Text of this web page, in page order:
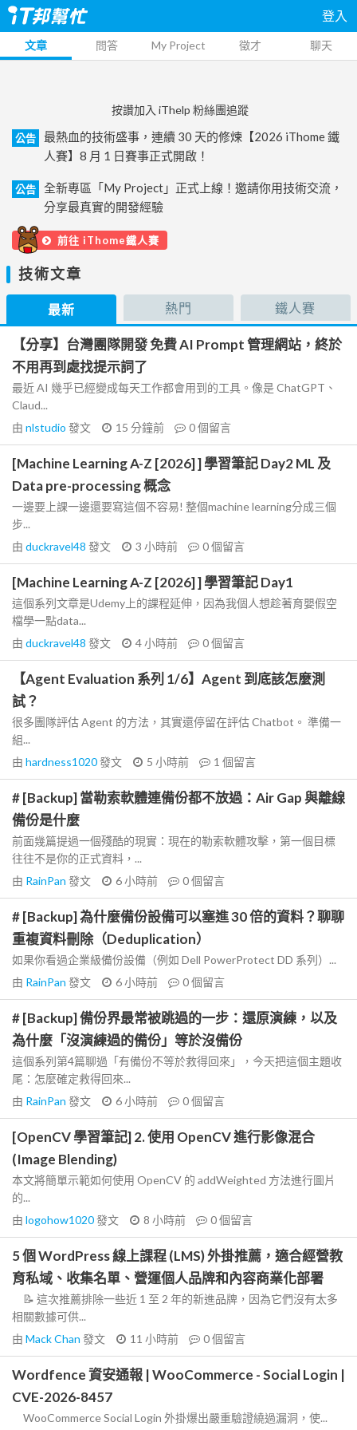
登入
文章 問答 My Project 徵才 聊天
按讚加入 iThelp 粉絲團追蹤
公告
最熱血的技術盛事，連續 30 天的修煉【2026 iThome 鐵
人賽】8 月 1 日賽事正式開啟！
公告
全新專區「My Project」正式上線！邀請你用技術交流，
分享最真實的開發經驗
前往 iThome鐵人賽
技術文章
最新 熱門 鐵人賽
【分享】台灣團隊開發 免費 AI Prompt 管理網站，終於
不用再到處找提示詞了
最近 AI 幾乎已經變成每天工作都會用到的工具。像是 ChatGPT、
Claud...
由 nlstudio 發文 15 分鐘前 0個留言
[Machine Learning A-Z [2026] ] 學習筆記 Day2 ML 及
Data pre-processing 概念
一邊要上課一邊還要寫這個不容易! 整個machine learning分成三個
步...
由 duckravel48 發文 3 小時前 0個留言
[Machine Learning A-Z [2026] ] 學習筆記 Day1
這個系列文章是Udemy上的課程延伸，因為我個人想趁著育嬰假空
檔學一點data...
由 duckravel48 發文 4 小時前 0個留言
【Agent Evaluation 系列 1/6】Agent 到底該怎麼測
試？
很多團隊評估 Agent 的方法，其實還停留在評估 Chatbot。 準備一
組...
由 hardness1020發文 5 小時前 1 個留言
# [Backup] 當勒索軟體連備份都不放過：Air Gap 與離線
備份是什麼
前面幾篇提過一個殘酷的現實：現在的勒索軟體攻擊，第一個目標
往往不是你的正式資料，...
由 RainPan 發文 6 小時前 0個留言
# [Backup] 為什麼備份設備可以塞進 30 倍的資料？聊聊
重複資料刪除（Deduplication）
如果你看過企業級備份設備（例如 Dell PowerProtect DD 系列）...
由 RainPan 發文 6 小時前 0個留言
# [Backup] 備份界最常被跳過的一步：還原演練，以及
為什麼「沒演練過的備份」等於沒備份
這個系列第4篇聊過「有備份不等於救得回來」，今天把這個主題收
尾：怎麼確定救得回來...
由 RainPan 發文 6 小時前 0個留言
[OpenCV 學習筆記] 2. 使用 OpenCV 進行影像混合
(Image Blending)
本文將簡單示範如何使用 OpenCV 的 addWeighted 方法進行圖片
的...
由 logohow1020發文 8 小時前 0個留言
5 個 WordPress 線上課程 (LMS) 外掛推薦，適合經營教
育私域、收集名單、營運個人品牌和內容商業化部署
📝 這次推薦排除一些近 1 至 2 年的新進品牌，因為它們沒有太多
相關數據可供...
由 Mack Chan 發文 11 小時前 0個留言
Wordfence 資安通報 | WooCommerce - Social Login |
CVE-2026-8457
WooCommerce Social Login 外掛爆出嚴重驗證繞過漏洞，使...